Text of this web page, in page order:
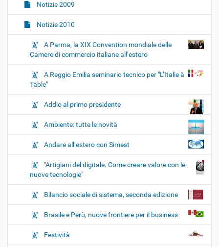
Notizie 2009
Notizie 2010
A Parma, la XIX Convention mondiale delle
Camere di commercio italiane all’estero
A Reggio Emilia seminario tecnico per "L’Italie à
Table"
Addio al primo presidente
Ambiente: tutte le novità
Andare all’estero con Simest
"Artigiani del digitale. Come creare valore con le
nuove tecnologie"
Bilancio sociale di sistema, seconda edizione
Brasile e Perù, nuove frontiere per il business
Festività